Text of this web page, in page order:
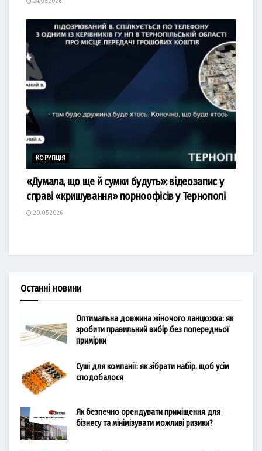
КОРУПЦІЯ
«Думала, що ще й сумки будуть»: відеозапис у
справі «кришування» порноофісів у Тернополі
20.05.2026
Останні новини
Оптимальна довжина жіночого ланцюжка: як
зробити правильний вибір без попередньої
примірки
Суші для компанії: як зібрати набір, щоб усім
сподобалося
Як безпечно орендувати приміщення для
бізнесу та мінімізувати можливі ризики?